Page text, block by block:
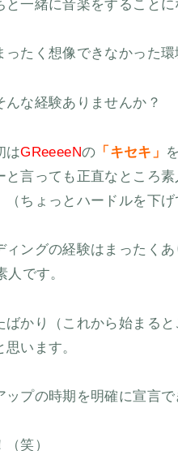
と一緒に音楽をすることに
ったく想像できなかった環
んな経験ありませんか？
はGReeeeNの 「 キセキ」
と言っても正直なところ
（ちょっとハードルを下げ
ィングの経験はまったくあ
人です。
ばかり（これから始まる
います。
ップの時期を明確に宣言
笑）